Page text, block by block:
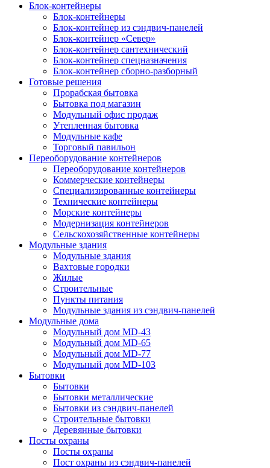
Блок-контейнеры
Блок-контейнеры
Блок-контейнер из сэндвич-панелей
Блок-контейнер «Север»
Блок-контейнер сантехнический
Блок-контейнер спецназначения
Блок-контейнер сборно-разборный
Готовые решения
Прорабская бытовка
Бытовка под магазин
Модульный офис продаж
Утепленная бытовка
Модульные кафе
Торговый павильон
Переоборудование контейнеров
Переоборудование контейнеров
Коммерческие контейнеры
Специализированные контейнеры
Технические контейнеры
Морские контейнеры
Модернизация контейнеров
Сельскохозяйственные контейнеры
Модульные здания
Модульные здания
Вахтовые городки
Жилые
Строительные
Пункты питания
Модульные здания из сэндвич-панелей
Модульные дома
Модульный дом MD-43
Модульный дом MD-65
Модульный дом MD-77
Модульный дом MD-103
Бытовки
Бытовки
Бытовки металлические
Бытовки из сэндвич-панелей
Строительные бытовки
Деревянные бытовки
Посты охраны
Посты охраны
Пост охраны из сэндвич-панелей